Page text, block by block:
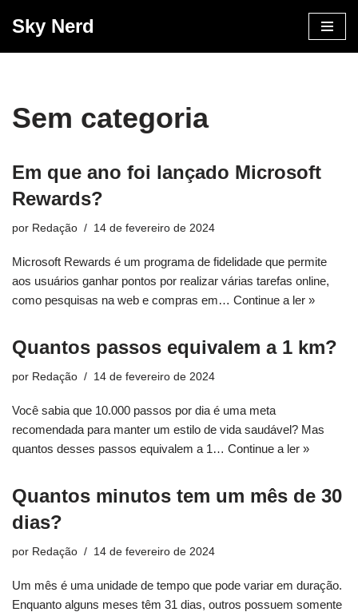
Sky Nerd
Sem categoria
Em que ano foi lançado Microsoft
Rewards?
por Redação 14 de fevereiro de 2024
Microsoft Rewards é um programa de fidelidade que permite
aos usuários ganhar pontos por realizar várias tarefas online,
como pesquisas na web e compras em… Continue a ler »
Quantos passos equivalem a 1 km?
por Redação 14 de fevereiro de 2024
Você sabia que 10.000 passos por dia é uma meta
recomendada para manter um estilo de vida saudável? Mas
quantos desses passos equivalem a 1… Continue a ler »
Quantos minutos tem um mês de 30
dias?
por Redação 14 de fevereiro de 2024
Um mês é uma unidade de tempo que pode variar em duração.
Enquanto alguns meses têm 31 dias, outros possuem somente